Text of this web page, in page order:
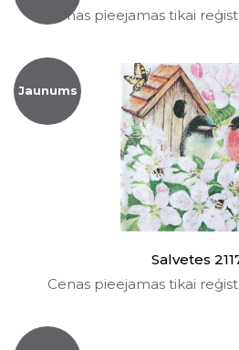
Cenas pieejamas tikai
Jaunums
Salvetes
Cenas pieejamas tikai